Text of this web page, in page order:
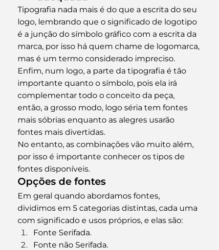
Tipografia nada mais é do que a escrita do seu
logo, lembrando que o significado de logotipo
é a junção do símbolo gráfico com a escrita da
marca, por isso há quem chame de logomarca,
mas é um termo considerado impreciso.
Enfim, num logo, a parte da tipografia é tão
importante quanto o símbolo, pois ela irá
complementar todo o conceito da peça,
então, a grosso modo, logo séria tem fontes
mais sóbrias enquanto as alegres usarão
fontes mais divertidas.
No entanto, as combinações vão muito além,
por isso é importante conhecer os tipos de
fontes disponíveis.
Opções de fontes
Em geral quando abordamos fontes,
dividimos em 5 categorias distintas, cada uma
com significado e usos próprios, e elas são:
Fonte Serifada.
Fonte não Serifada.